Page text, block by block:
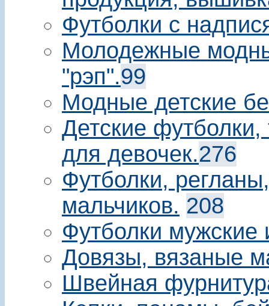
Футболки с
Молодежные
"рэп".99
Модные детские
Детские
для девочек.276
Футболки,
мальчиков. 208
Футболки мужские
Довязы, вязаные
Швейная